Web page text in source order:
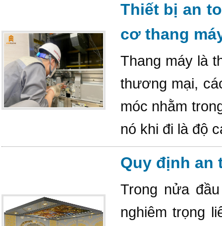
Thiết bị an
cơ thang
Thang máy là
thương mại,
móc nhằm
nó khi đi là độ
Quy định an
Trong nửa
nghiêm trọng